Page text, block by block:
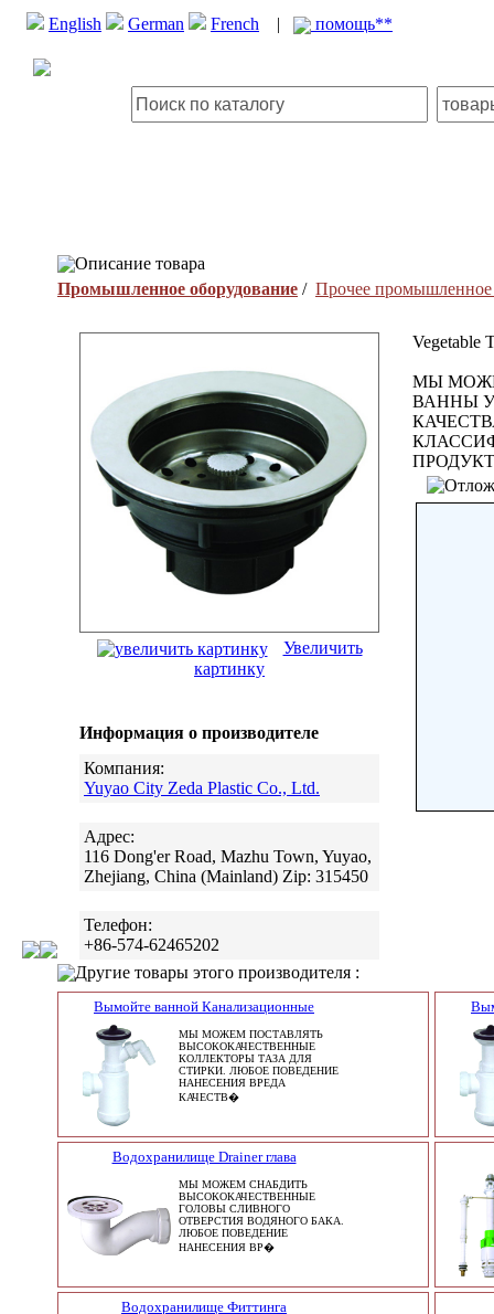
English German French | помощь**
Описание товара
Промышленное оборудование / Прочее промышленное
Увеличить
картинку
Информация о производителе
Компания:
Yuyao City Zeda Plastic Co., Ltd.
Адрес:
116 Dong'er Road, Mazhu Town, Yuyao,
Zhejiang, China (Mainland) Zip: 315450
Телефон:
+86-574-62465202
Vegetable
МЫ
ВАННЫ
Другие товары этого производителя :
Вымойте ванной Канализационные
МЫ МОЖЕМ ПОСТАВЛЯТЬ
ВЫСОКОКАЧЕСТВЕННЫЕ
КОЛЛЕКТОРЫ ТАЗА ДЛЯ
СТИРКИ. ЛЮБОЕ ПОВЕДЕНИЕ
НАНЕСЕНИЯ ВРЕДА
КАЧЕСТВ�
Водохранилище Drainer глава
МЫ МОЖЕМ СНАБДИТЬ
ВЫСОКОКАЧЕСТВЕННЫЕ
ГОЛОВЫ СЛИВНОГО
ОТВЕРСТИЯ ВОДЯНОГО БАКА.
ЛЮБОЕ ПОВЕДЕНИЕ
НАНЕСЕНИЯ ВР�
Водохранилище Фиттинга